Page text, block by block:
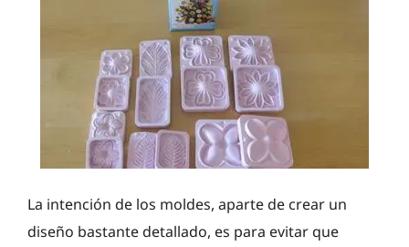
La intención de los moldes, aparte de crear un
diseño bastante detallado, es para evitar que